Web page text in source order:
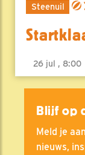
Steenuil
26 jul , 8:00
Blijf op
Meld je
nieuws,